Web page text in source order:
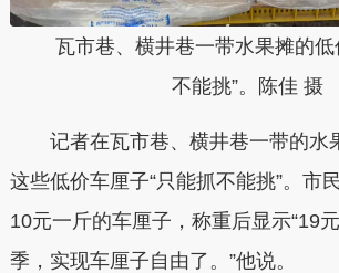
瓦市巷、横井巷一带水果摊的低
不能挑”。陈佳 摄
记者在瓦市巷、横井巷一带的水
这些低价车厘子“只能抓不能挑”。市
10元一斤的车厘子，称重后显示“19
季，实现车厘子自由了。”他说。